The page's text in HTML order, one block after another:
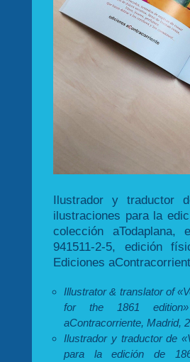
Ilustrador y traductor
ilustraciones para la
colección aTodaplana,
941511-2-5, edición
Ediciones
Illustrator & translator of
for the 1861
aContracorriente, Madrid,
Ilustrador y traductor de
para la edición de